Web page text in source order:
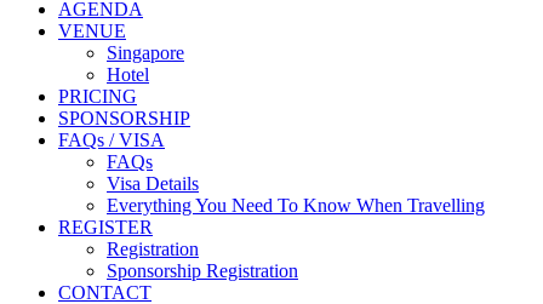
AGENDA
VENUE
Singapore
Hotel
PRICING
SPONSORSHIP
FAQs / VISA
FAQs
Visa Details
Everything You Need To Know When Travelling
REGISTER
Registration
Sponsorship Registration
CONTACT